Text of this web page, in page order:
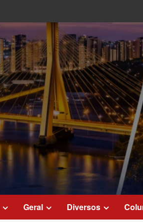
Geral Diversos